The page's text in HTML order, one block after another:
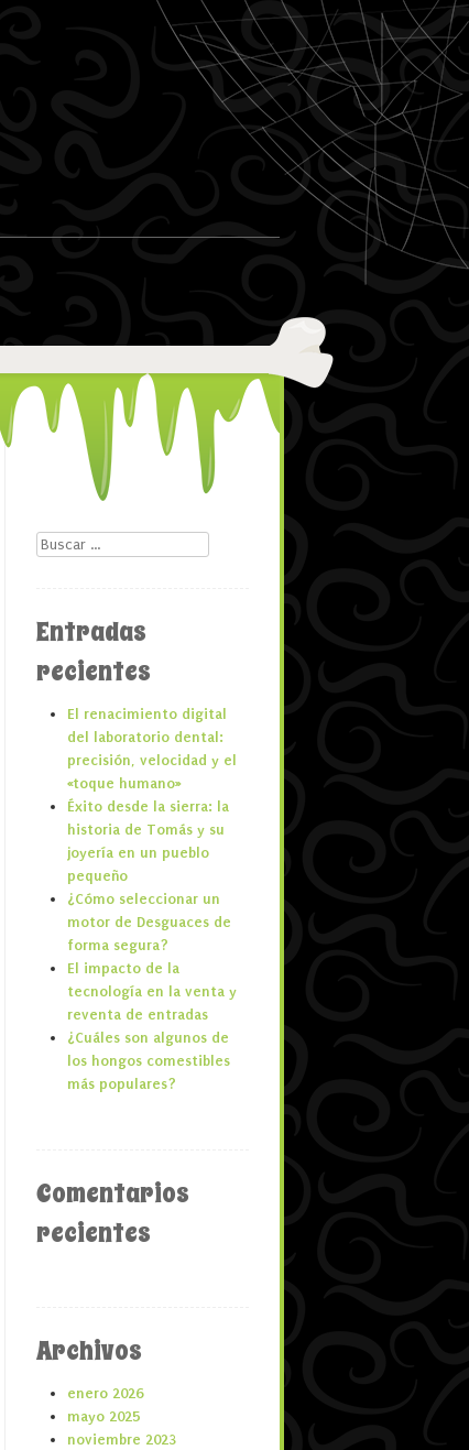
Buscar
Entradas
recientes
El renacimiento digital
del laboratorio dental:
precisión, velocidad y el
«toque humano»
Éxito desde la sierra: la
historia de Tomás y su
joyería en un pueblo
pequeño
¿Cómo seleccionar un
motor de Desguaces de
forma segura?
El impacto de la
tecnología en la venta y
reventa de entradas
¿Cuáles son algunos de
los hongos comestibles
más populares?
Comentarios
recientes
Archivos
enero 2026
mayo 2025
noviembre 2023